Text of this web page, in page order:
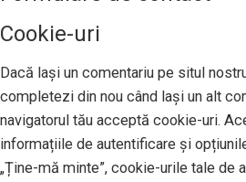
Cookie-uri
Dacă lași un comentariu pe situl
completezi din nou când lași un alt
navigatorul tău acceptă cookie-uri.
informațiile de autentificare și
„Ține-mă minte”, cookie-urile tale